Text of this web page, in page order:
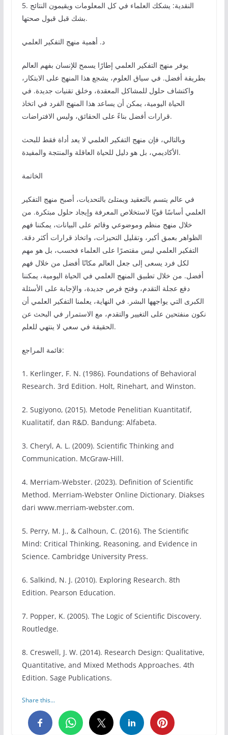
5. النقدية: يشكك العلماء في كل المعلومات ويقيمون النتائج
بشك قبل قبول صحتها.
د. أهمية منهج التفكير العلمي
يوفر منهج التفكير العلمي إطارًا يسمح للإنسان بفهم العالم
بطريقة أفضل. في سياق العلوم، يشجع هذا المنهج على الابتكار،
واكتشاف حلول للمشاكل المعقدة، وخلق تقنيات جديدة. في
الحياة اليومية، يمكن أن يساعد هذا المنهج الفرد في اتخاذ
قرارات أفضل بناءً على الحقائق، وليس الافتراضات.
وبالتالي، فإن منهج التفكير العلمي لا يعد أداة فقط للبحث
الأكاديمي، بل هو دليل للحياة العاقلة والمنتجة والمفيدة.
الخاتمة
في عالم يتسم بالتعقيد ويمتلئ بالتحديات، أصبح منهج التفكير
العلمي أساسًا قويًا لاستخلاص المعرفة وإيجاد حلول مبتكرة. من
خلال منهج منظم وموضوعي وقائم على البيانات، يمكننا فهم
الظواهر بعمق أكبر، وتقليل التحيزات، واتخاذ قرارات أكثر دقة.
التفكير العلمي ليس مقتصرًا على العلماء فحسب، بل هو مهم
لكل فرد يسعى إلى جعل العالم مكانًا أفضل من خلال فهم
أفضل. من خلال تطبيق المنهج العلمي في الحياة اليومية، يمكننا
دفع عجلة التقدم، وفتح فرص جديدة، والإجابة على الأسئلة
الكبرى التي يواجهها البشر. في النهاية، يعلمنا التفكير العلمي أن
نكون منفتحين على التغيير والتقدم، مع الاستمرار في البحث عن
الحقيقة في سعي لا ينتهي للعلم.
قائمة المراجع:
1. Kerlinger, F. N. (1986). Foundations of Behavioral
Research. 3rd Edition. Holt, Rinehart, and Winston.
2. Sugiyono, (2015). Metode Penelitian Kuantitatif,
Kualitatif, dan R&D. Bandung: Alfabeta.
3. Cheryl, A. L. (2009). Scientific Thinking and
Communication. McGraw-Hill.
4. Merriam-Webster. (2023). Definition of Scientific
Method. Merriam-Webster Online Dictionary. Diakses
dari www.merriam-webster.com.
5. Perry, M. J., & Calhoun, C. (2016). The Scientific
Mind: Critical Thinking, Reasoning, and Evidence in
Science. Cambridge University Press.
6. Salkind, N. J. (2010). Exploring Research. 8th
Edition. Pearson Education.
7. Popper, K. (2005). The Logic of Scientific Discovery.
Routledge.
8. Creswell, J. W. (2014). Research Design: Qualitative,
Quantitative, and Mixed Methods Approaches. 4th
Edition. Sage Publications.
Share this...